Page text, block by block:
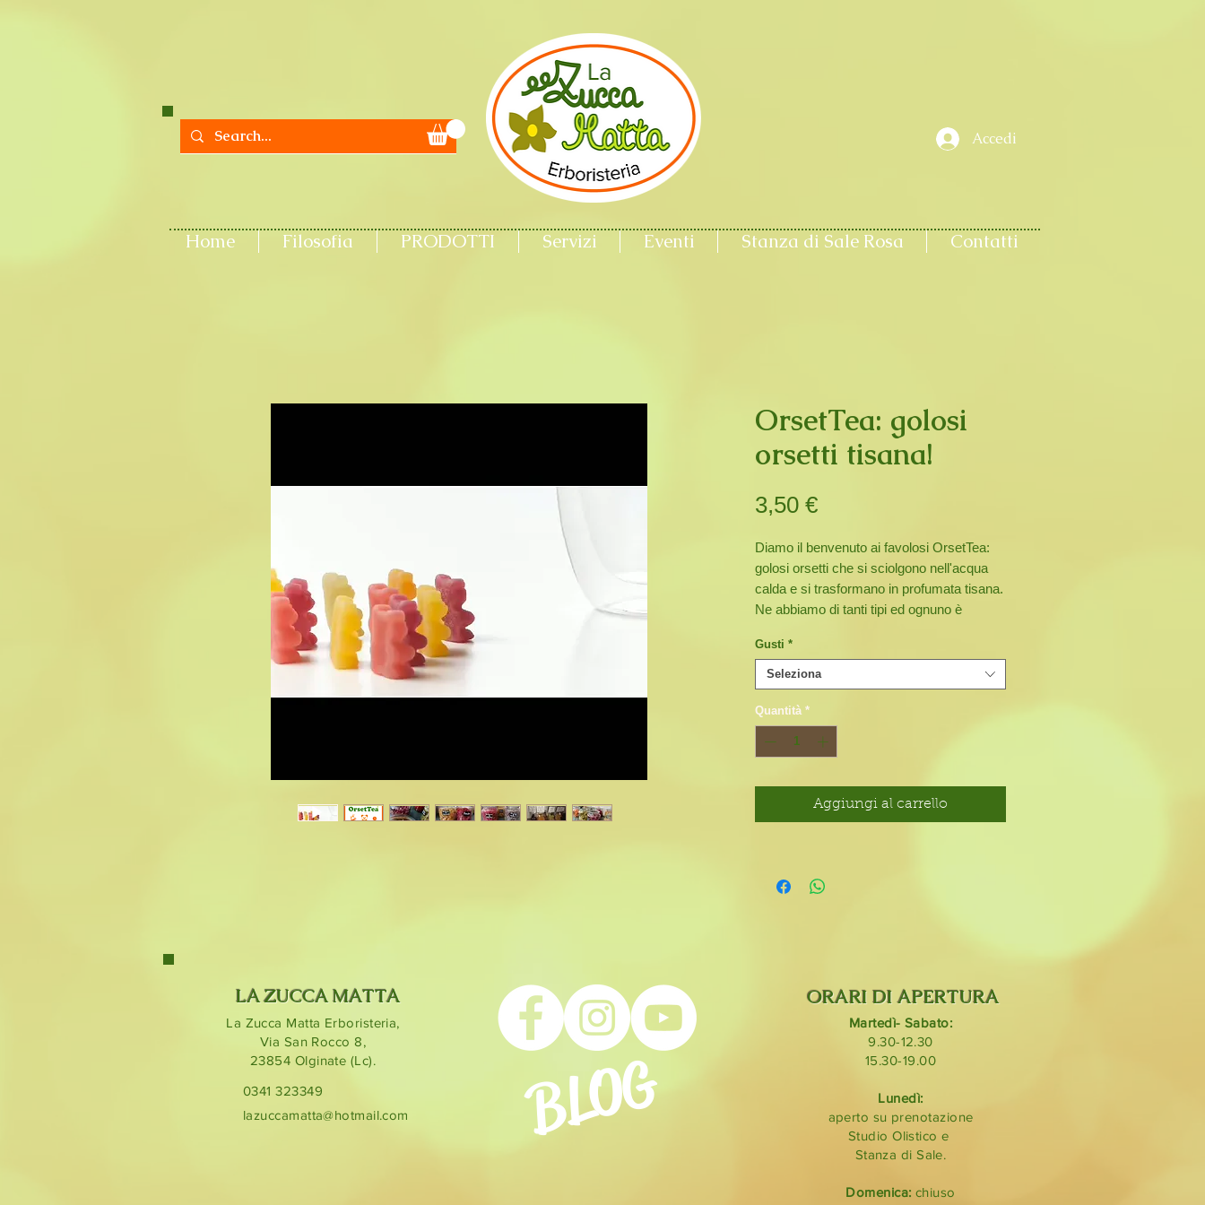
Accedi
Home Filosofia PRODOTTI Servizi Eventi Stanza di Sale Rosa Contatti
OrsetTea: golosi
orsetti tisana!
3,50 €Prezzo
Diamo il benvenuto ai favolosi OrsetTea:
golosi orsetti che si sciolgono nell'acqua
calda e si trasformano in profumata tisana.
Ne abbiamo di tanti tipi ed ognuno è
anche buonissimi da mangiare così come
sono, come fossero una caramella! (Ma
non lasciarti ingannare... non sono dei
semplici orsetti gommosi!)
Disponibili in sacchetti da un solo gusto
da 50 gr e in sacchetti misti da 100 gr
Gusti *
Seleziona
Quantità *
Aggiungi al carrello
LA ZUCCA MATTA
La Zucca Matta Erboristeria,
Via San Rocco 8,
23854 Olginate (Lc).
0341 323349
lazuccamatta@hotmail.com
BLOG
ORARI DI APERTURA
Martedì- Sabato:
9.30-12.30
15.30-19.00
Lunedì:
aperto su prenotazione
Studio Olistico e
Stanza di Sale.
Domenica: chiuso